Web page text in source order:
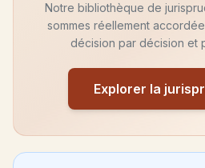
Notre bibliothèque de
sommes réellement
décision par décision et
Explorer la